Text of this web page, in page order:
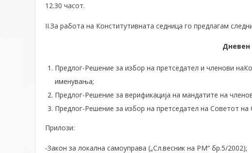
12.30 часот.
II.За работа на Конститутивната седница го предлагам
Дневен
Предлог-Решение за избор на претседател и членови
именувања;
Предлог-Решение за верификација на мандатите на
Предлог-Решение за избор на претседател на Советот
Прилози:
-Закон за локална самоуправа („Сл.весник на РМ“ бр.5/2002);